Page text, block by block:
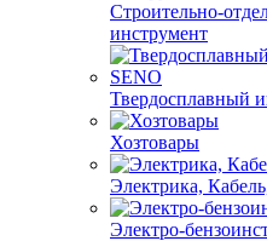
Строительно-
инструмент
Твердосплавный
Хозтовары
Электрика,
Электро-